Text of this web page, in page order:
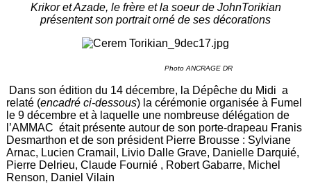
Krikor et Azade, le frère et la soeur de JohnTorikian
présentent son portrait orné de ses décorations
Photo ANCRAGE DR
Dans son édition du 14 décembre, la Dépêche du Midi a
relaté (encadré ci-dessous) la cérémonie organisée à Fumel
le 9 décembre et à laquelle une nombreuse délégation de
l’AMMAC était présente autour de son porte-drapeau Franis
Desmarthon et de son président Pierre Brousse : Sylviane
Arnac, Lucien Cramail, Livio Dalle Grave, Danielle Darquié,
Pierre Delrieu, Claude Fournié , Robert Gabarre, Michel
Renson, Daniel Vilain